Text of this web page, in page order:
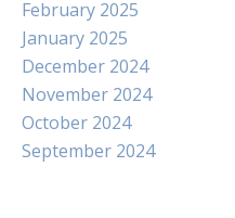
February 2025
January 2025
December 2024
November 2024
October 2024
September 2024